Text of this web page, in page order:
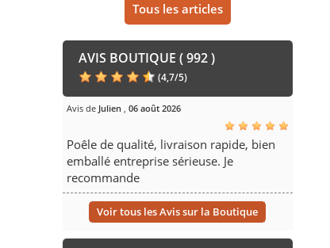
Tous les articles
AVIS BOUTIQUE ( 992 )
(4,7/5)
Avis de Julien, 06 août 2026
Poêle de qualité, livraison rapide, bien
emballé entreprise sérieuse. Je
recommande
Voir tous les Avis sur la Boutique